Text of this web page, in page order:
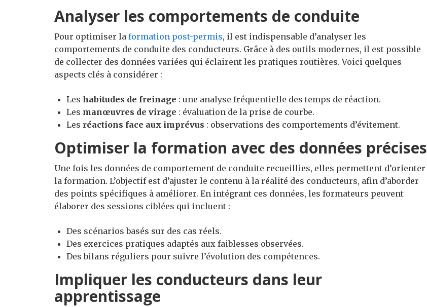
Analyser les comportements de conduite
Pour optimiser la formation post-permis, il est indispensable d’analyser les
comportements de conduite des conducteurs. Grâce à des outils modernes, il est possible
de collecter des données variées qui éclairent les pratiques routières. Voici quelques
aspects clés à considérer :
Les habitudes de freinage : une analyse fréquentielle des temps de réaction.
Les manœuvres de virage : évaluation de la prise de courbe.
Les réactions face aux imprévus : observations des comportements d’évitement.
Optimiser la formation avec des données précises
Une fois les données de comportement de conduite recueillies, elles permettent d’orienter
la formation. L’objectif est d’ajuster le contenu à la réalité des conducteurs, afin d’aborder
des points spécifiques à améliorer. En intégrant ces données, les formateurs peuvent
élaborer des sessions ciblées qui incluent :
Des scénarios basés sur des cas réels.
Des exercices pratiques adaptés aux faiblesses observées.
Des bilans réguliers pour suivre l’évolution des compétences.
Impliquer les conducteurs dans leur
apprentissage